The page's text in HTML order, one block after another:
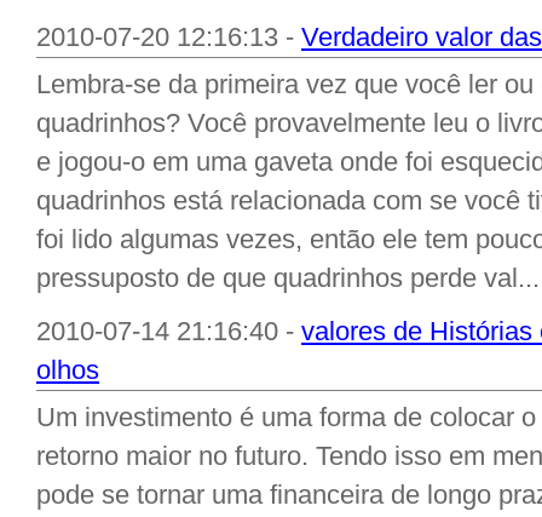
2010-07-20 12:16:13 - Verdadeiro valor
Lembra-se da primeira vez que você ler
quadrinhos? Você provavelmente leu o
e jogou-o em uma gaveta onde foi
quadrinhos está relacionada com se você
foi lido algumas vezes, então ele tem
pressuposto de que quadrinhos perde val...
2010-07-14 21:16:40 - valores de
olhos
Um investimento é uma forma de colocar
retorno maior no futuro. Tendo isso em
pode se tornar uma financeira de longo